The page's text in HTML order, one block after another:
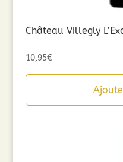
Château Villegly
10,95€